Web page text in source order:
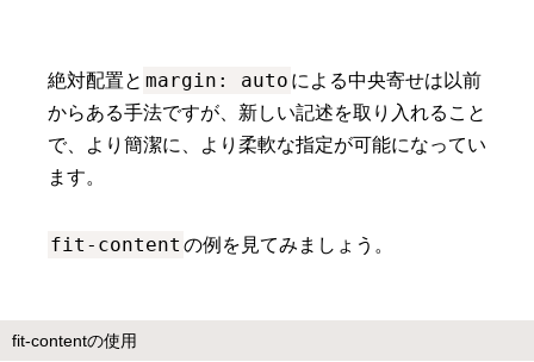
絶対配置と margin: auto による中央寄せは以前
からある手法ですが、新しい記述を取り入れること
で、より簡潔に、より柔軟な指定が可能になってい
ます。
fit-content の例を見てみましょう。
fit-contentの使用